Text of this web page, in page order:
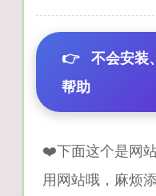
👉 不会安装
帮助
❤️下面这个是网
用网站哦，麻烦